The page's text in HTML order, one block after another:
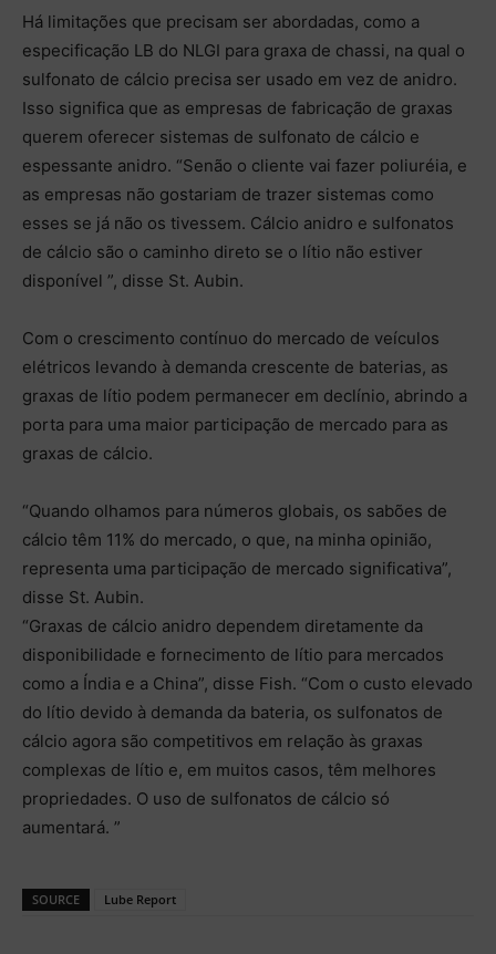
Há limitações que precisam ser abordadas, como a
especificação LB do NLGI para graxa de chassi, na qual o
sulfonato de cálcio precisa ser usado em vez de anidro.
Isso significa que as empresas de fabricação de graxas
querem oferecer sistemas de sulfonato de cálcio e
espessante anidro. “Senão o cliente vai fazer poliuréia, e
as empresas não gostariam de trazer sistemas como
esses se já não os tivessem. Cálcio anidro e sulfonatos
de cálcio são o caminho direto se o lítio não estiver
disponível ”, disse St. Aubin.
Com o crescimento contínuo do mercado de veículos
elétricos levando à demanda crescente de baterias, as
graxas de lítio podem permanecer em declínio, abrindo a
porta para uma maior participação de mercado para as
graxas de cálcio.
“Quando olhamos para números globais, os sabões de
cálcio têm 11% do mercado, o que, na minha opinião,
representa uma participação de mercado significativa”,
disse St. Aubin.
“Graxas de cálcio anidro dependem diretamente da
disponibilidade e fornecimento de lítio para mercados
como a Índia e a China”, disse Fish. “Com o custo elevado
do lítio devido à demanda da bateria, os sulfonatos de
cálcio agora são competitivos em relação às graxas
complexas de lítio e, em muitos casos, têm melhores
propriedades. O uso de sulfonatos de cálcio só
aumentará. ”
SOURCE Lube Report